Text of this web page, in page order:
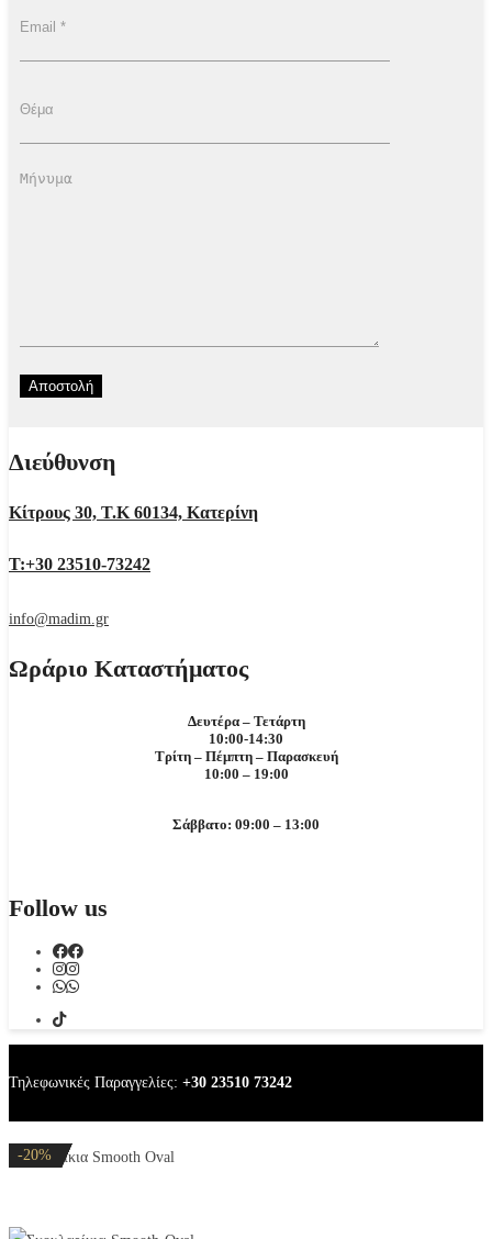
Διεύθυνση
Κίτρους 30, Τ.Κ 60134, Κατερίνη
Τ:+30 23510-73242
info@madim.gr
Ωράριο Καταστήματος
Δευτέρα – Τετάρτη
10:00-14:30
Τρίτη – Πέμπτη – Παρασκευή
10:00 – 19:00
Σάββατο: 09:00 – 13:00
Follow us
Τηλεφωνικές Παραγγελίες: +30 23510 73242
Σκουλαρίκια Smooth Oval
-20%
-20%
-20%
-20%
-20%